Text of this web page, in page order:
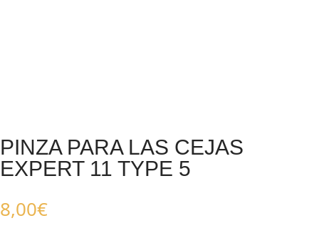
PINZA PARA LAS CEJAS
EXPERT 11 TYPE 5
8,00€